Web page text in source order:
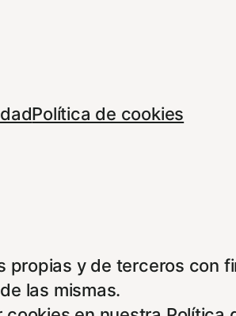
Política de cookies
propias y de terceros con
las mismas.